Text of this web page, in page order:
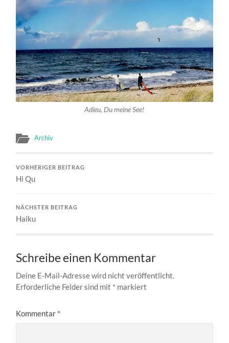
Adieu, Du meine See!
Archiv
VORHERIGER BEITRAG
Hi Qu
NÄCHSTER BEITRAG
Haiku
Schreibe einen Kommentar
Deine E-Mail-Adresse wird nicht veröffentlicht.
Erforderliche Felder sind mit * markiert
Kommentar *